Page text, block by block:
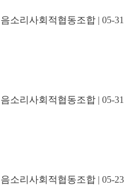
소리사회적협동조합 | 05-31
소리사회적협동조합 | 05-31
소리사회적협동조합 | 05-23